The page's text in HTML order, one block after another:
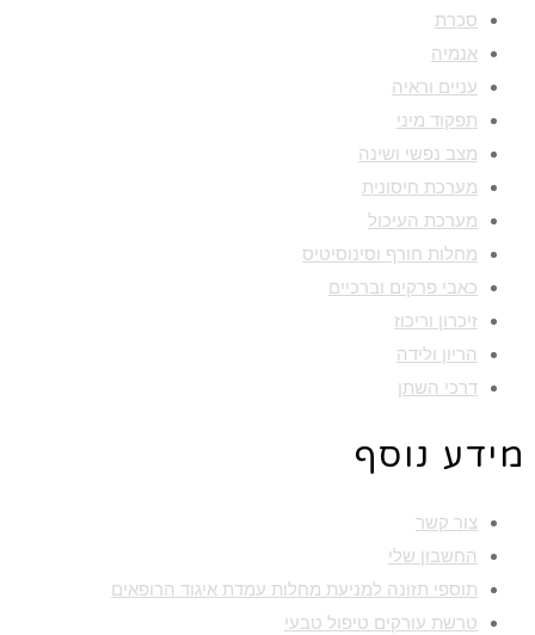
סכרת
אנמיה
עניים וראיה
תפקוד מיני
מצב נפשי ושינה
מערכת חיסונית
מערכת העיכול
מחלות חורף וסינוסיטיס
כאבי פרקים וברכיים
זיכרון וריכוז
הריון ולידה
דרכי השתן
מידע נוסף
צור קשר
החשבון שלי
תוספי תזונה למניעת מחלות עמדת איגוד הרופאים
טרשת עורקים טיפול טבעי